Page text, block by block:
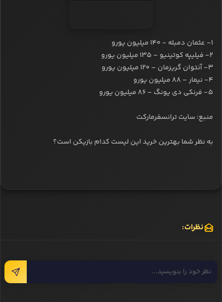
۱- عثمان دمبله - ۱۴۰ میلیون یورو
۲- فیلیپه کوتینیو – ۱۳۵ میلیون یورو
۳- آنتوان گریزمان – ۱۲۰ میلیون یورو
۴- نیمار – ۸۸ میلیون یورو
۵- فرنکی دی یونگ – ۸۶ میلیون یورو
منبع: سایت ترانسفرمارکت
به نظر شما بهترین خرید این لیست کدام بازیکن است؟
نظرات: